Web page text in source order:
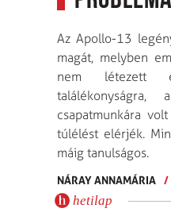
Az Apollo-13
magát, melyben
nem létezett
találékonyságra,
csapatmunkára
túlélést elérjék.
máig tanulságos.
NÁRAY ANNAMÁRIA /
hetilap